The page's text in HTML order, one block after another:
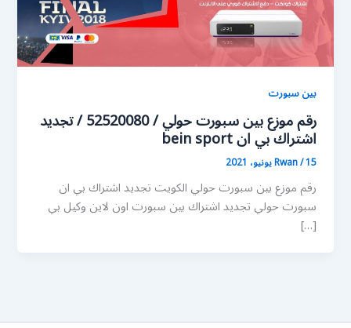
بين سبورت
رقم موزع بين سبورت حولي / 52520080 / تجديد
اشتراك بي ان bein sport
Rwan/15 يونيو، 2021
رقم موزع بين سبورت حولي الكويت تجديد اشتراك بي ان
سبورت حولي تجديد اشتراك بين سبورت اون لاين وكيل بي
[…]